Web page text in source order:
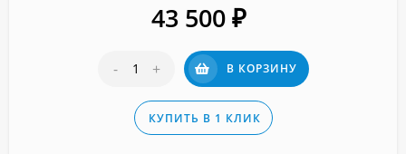
43 500 ₽
- + В КОРЗИНУ
КУПИТЬ В 1 КЛИК